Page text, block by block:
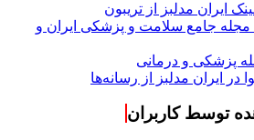
ایران مدلبز از تریبون
مجله جامع سلامت و پزشکی ایران و
پزشکی و درمانی
در ایران مدلبز از رسانه‌ها
توسط کاربران